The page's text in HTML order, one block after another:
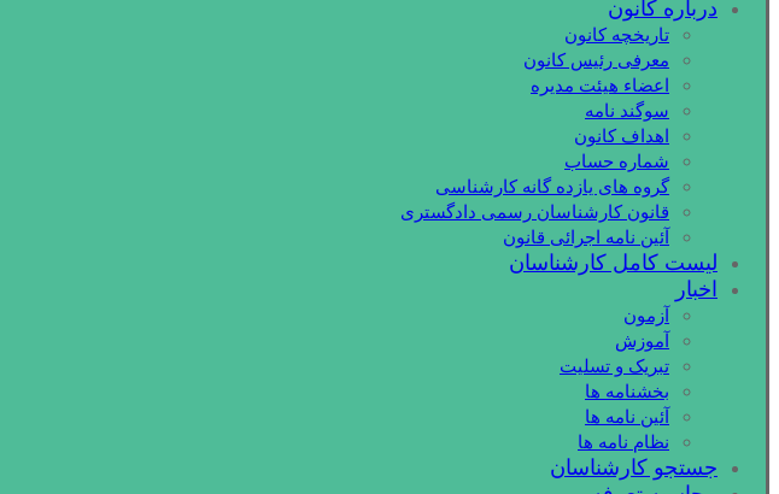
درباره کانون
تاریخچه کانون
معرفی رئیس کانون
اعضاء هیئت مدیره
سوگند نامه
اهداف کانون
شماره حساب
گروه های یازده گانه کارشناسی
قانون کارشناسان رسمی دادگستری
آئین نامه اجرائی قانون
لیست کامل کارشناسان
اخبار
آزمون
آموزش
تبریک و تسلیت
بخشنامه ها
آئین نامه ها
نظام نامه ها
جستجو کارشناسان